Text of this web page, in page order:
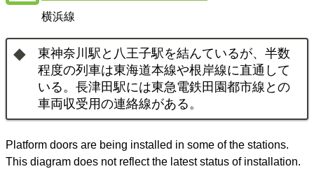
横浜線
東神奈川駅と八王子駅を結んているが、半数
程度の列車は東海道本線や根岸線に直通して
いる。長津田駅には東急電鉄田園都市線との
車両収受用の連絡線がある。
Platform doors are being installed in some of the stations.
This diagram does not reflect the latest status of installation.